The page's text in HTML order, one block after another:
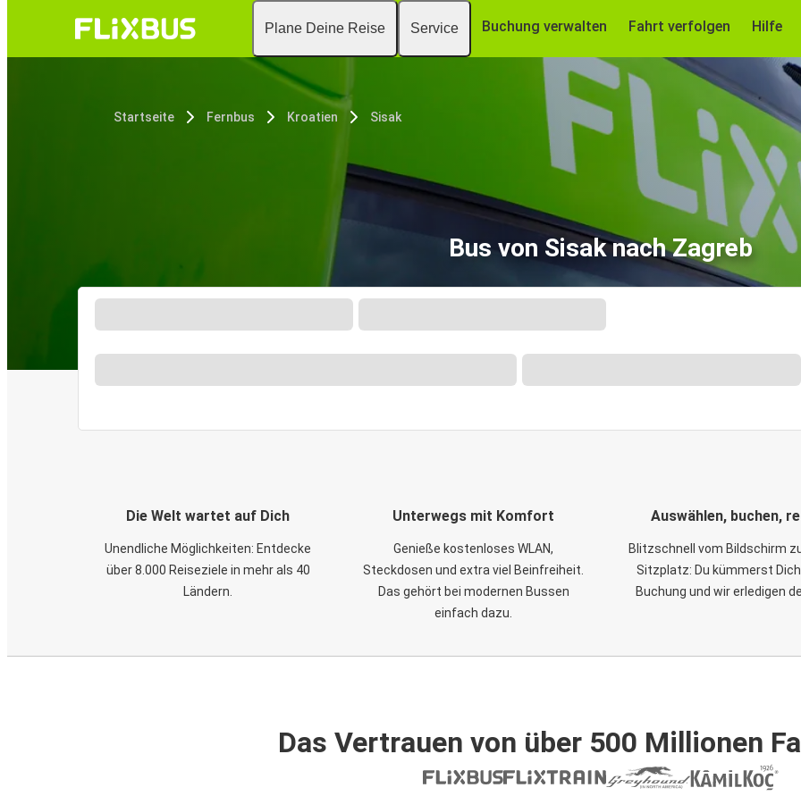
Plane Deine Reise Service Buchung verwalten Fahrt verfolgen Hilfe
Startseite Fernbus Kroatien Sisak
Bus von Sisak nach Zagreb
Die Welt wartet auf Dich
Unendliche Möglichkeiten: Entdecke
über 8.000 Reiseziele in mehr als 40
Ländern.
Unterwegs mit Komfort
Genieße kostenloses WLAN,
Steckdosen und extra viel Beinfreiheit.
Das gehört bei modernen Bussen
einfach dazu.
Auswählen, buchen,
Blitzschnell vom Bildschirm
Sitzplatz: Du kümmerst
Buchung und wir erledigen
Das Vertrauen von über 500 Millionen